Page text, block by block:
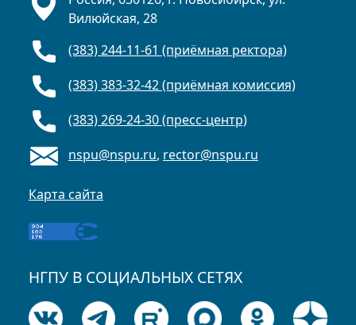
Вилюйская, 28
(383) 244-11-61 (приёмная ректора)
(383) 383-32-42 (приёмная комиссия)
(383) 269-24-30 (пресс-центр)
nspu@nspu.ru, rector@nspu.ru
Карта сайта
НГПУ В СОЦИАЛЬНЫХ СЕТЯХ